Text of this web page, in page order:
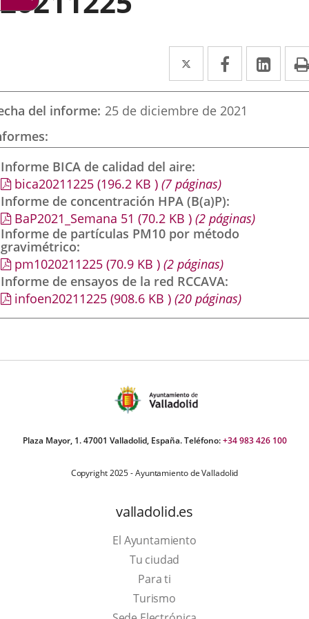
Twitter
Enlace
a
una
externa.
Facebook
Enlace
a
una
externa.
a
del informe 25 de diciembre de 2021
Informe BICA de calidad del aire
bica20211225 (196.2 KB ) (7 páginas)
Informe de concentración HPA (B(a)P)
BaP2021_Semana 51 (70.2 KB ) (2 páginas)
Informe de partículas PM10 por método
gravimétrico
pm1020211225 (70.9 KB ) (2 páginas)
Informe de ensayos de la red RCCAVA
infoen20211225 (908.6 KB ) (20 páginas)
Plaza Mayor, 1. 47001 Valladolid, España. Teléfono:+34 983 426 100
Copyright 2025 - Ayuntamiento de Valladolid
valladolid.es
El Ayuntamiento
Tu ciudad
Para ti
TurismoEste